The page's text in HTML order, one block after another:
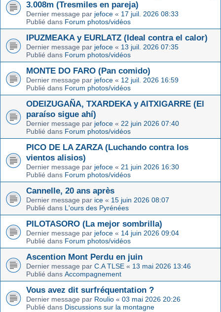
3.008m (Tresmiles en pareja)
Dernier message par jefoce « 17 juil. 2026 08:33
Publié dans Forum photos/vidéos
IPUZMEAKA y EURLATZ (Ideal contra el calor)
Dernier message par jefoce « 13 juil. 2026 07:35
Publié dans Forum photos/vidéos
MONTE DO FARO (Pan comido)
Dernier message par jefoce « 12 juil. 2026 16:59
Publié dans Forum photos/vidéos
ODEIZUGAÑA, TXARDEKA y AITXIGARRE (El
paraíso sigue ahí)
Dernier message par jefoce « 22 juin 2026 07:40
Publié dans Forum photos/vidéos
PICO DE LA ZARZA (Luchando contra los
vientos alisios)
Dernier message par jefoce « 21 juin 2026 16:30
Publié dans Forum photos/vidéos
Cannelle, 20 ans après
Dernier message par ice « 15 juin 2026 08:07
Publié dans L'ours des Pyrénées
PILOTASORO (La mejor sombrilla)
Dernier message par jefoce « 14 juin 2026 09:04
Publié dans Forum photos/vidéos
Ascention Mont Perdu en juin
Dernier message par C.A TLSE « 13 mai 2026 13:46
Publié dans Accompagnement
Vous avez dit surfréquentation ?
Dernier message par Roulio « 03 mai 2026 20:26
Publié dans Discussions sur la montagne